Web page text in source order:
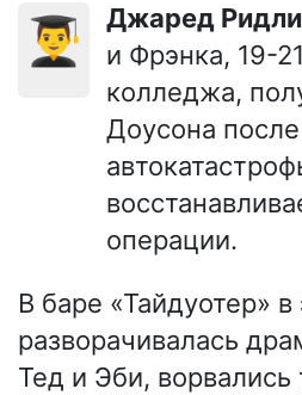
👨‍🎓 Джаред Ридли
и Фрэнка, 19-
колледжа,
Доусона после
операции.
В баре «Тайдуотер»
разворачивалась
Тед и Эби, ворвались